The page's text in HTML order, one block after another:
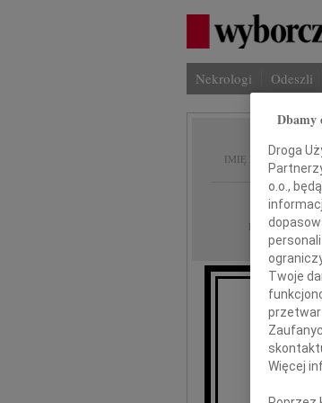
Nekrologi Odeszli
IMIĘ I NAZWISKO:
REGION:
DATA EMISJI:
Dbamy
Droga
o.o.,
Twoje
Więcej